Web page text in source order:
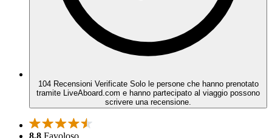
104 Recensioni Verificate Solo le persone che hanno prenotato
tramite LiveAboard.com e hanno partecipato al viaggio possono
scrivere una recensione.